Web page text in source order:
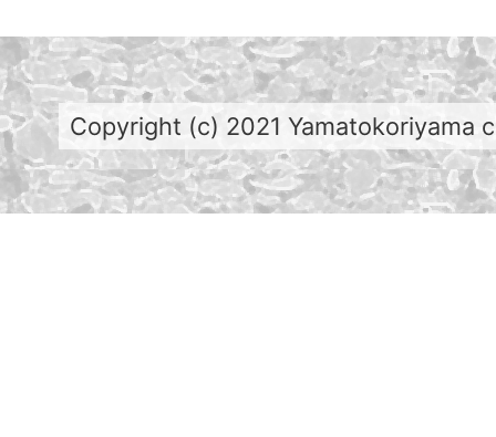
Copyright (c) 2021 Yamatokoriyama